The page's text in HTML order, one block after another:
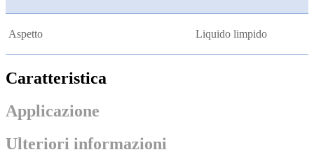
Aspetto Liquido limpido
Caratteristica
Applicazione
Ulteriori informazioni